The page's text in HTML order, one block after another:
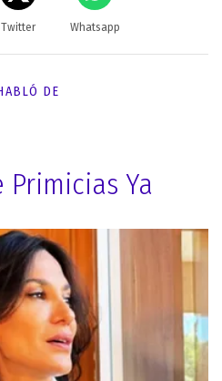
Twitter Whatsapp
DE
Primicias Ya